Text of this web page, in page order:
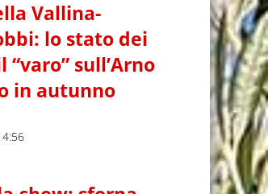
Vallina-
lo stato dei
“varo” sull’Arno
in autunno